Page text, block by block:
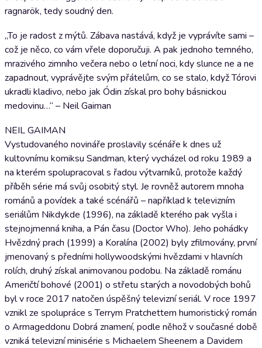
ragnarök, tedy soudný den.
„To je radost z mýtů. Zábava nastává, když je vyprávíte sami –
což je něco, co vám vřele doporučuji. A pak jednoho temného,
mrazivého zimního večera nebo o letní noci, kdy slunce ne a ne
zapadnout, vyprávějte svým přátelům, co se stalo, když Tórovi
ukradli kladivo, nebo jak Ódin získal pro bohy básnickou
medovinu…“ – Neil Gaiman
NEIL GAIMAN
Vystudovaného novináře proslavily scénáře k dnes už
kultovnímu komiksu Sandman, který vycházel od roku 1989 a
na kterém spolupracoval s řadou výtvarníků, protože každý
příběh série má svůj osobitý styl. Je rovněž autorem mnoha
románů a povídek a také scénářů – například k televizním
seriálům Nikdykde (1996), na základě kterého pak vyšla i
stejnojmenná kniha, a Pán času (Doctor Who). Jeho pohádky
Hvězdný prach (1999) a Koralína (2002) byly zfilmovány, první
jmenovaný s předními hollywoodskými hvězdami v hlavních
rolích, druhý získal animovanou podobu. Na základě románu
Američtí bohové (2001) o střetu starých a novodobých bohů
byl v roce 2017 natočen úspěšný televizní seriál. V roce 1997
vznikl ze spolupráce s Terrym Pratchettem humoristický román
o Armageddonu Dobrá znamení, podle něhož v současné době
vzniká televizní minisérie s Michaelem Sheenem a Davidem